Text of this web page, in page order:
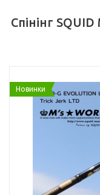
Спінінг
Новинки